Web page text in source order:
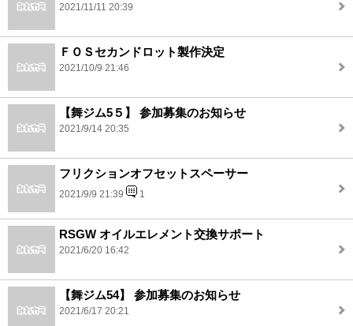
2021/11/11 20:39
ＦＯＳセカンドロット製作決定
2021/10/9 21:46
【舞ジム5５】 参加募集のお知らせ
2021/9/14 20:35
フリクションオフセットスペーサー
2021/9/9 21:39 1
RSGW オイルエレメント交換サポート
2021/6/20 16:42
【舞ジム54】 参加募集のお知らせ
2021/6/17 20:21